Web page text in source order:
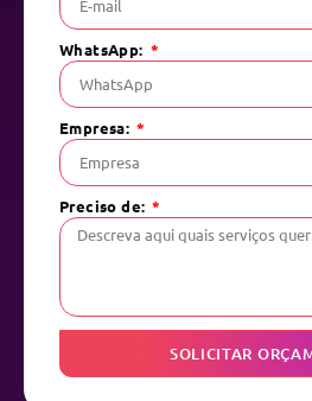
WhatsApp:
Empresa:
Preciso de:
SOLICITAR